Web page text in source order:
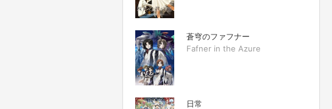
蒼穹のファフナー
Fafner in the Azure
日常